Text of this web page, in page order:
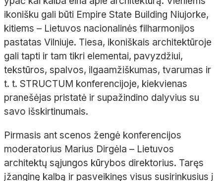
ikonišku gali būti Empire State Building Niujorke,
kitiems – Lietuvos nacionalinės filharmonijos
pastatas Vilniuje. Tiesa, ikoniškais architektūroje
gali tapti ir tam tikri elementai, pavyzdžiui,
tekstūros, spalvos, ilgaamžiškumas, tvarumas ir
t. t. STRUCTUM konferencijoje, kiekvienas
pranešėjas pristatė ir supažindino dalyvius su
savo išskirtinumais.
Pirmasis ant scenos žengė konferencijos
moderatorius Marius Dirgėla – Lietuvos
architektų sąjungos kūrybos direktorius. Taręs
įžanginę kalbą ir pasveikinęs visus susirinkusius į